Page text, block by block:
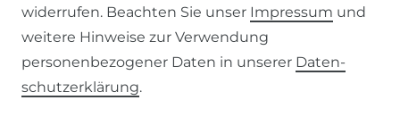
WIDERRUFSRECHT
IMPRESSUM
widerrufen. Beachten Sie unser Impressum und
weitere Hinweise zur Verwendung
personenbezogener Daten in unserer Daten­
schutz­erklärung.